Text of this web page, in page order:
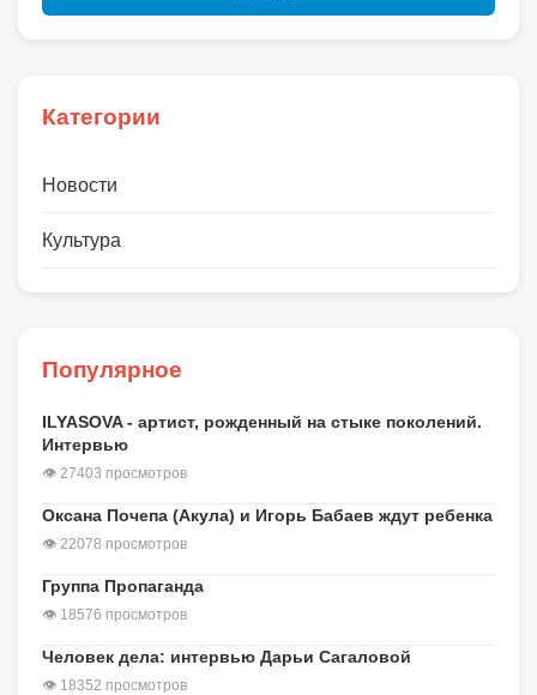
Категории
Новости
Культура
Популярное
ILYASOVA - артист, рожденный на стыке поколений.
Интервью
👁 27403 просмотров
Оксана Почепа (Акула) и Игорь Бабаев ждут ребенка
👁 22078 просмотров
Группа Пропаганда
👁 18576 просмотров
Человек дела: интервью Дарьи Сагаловой
👁 18352 просмотров